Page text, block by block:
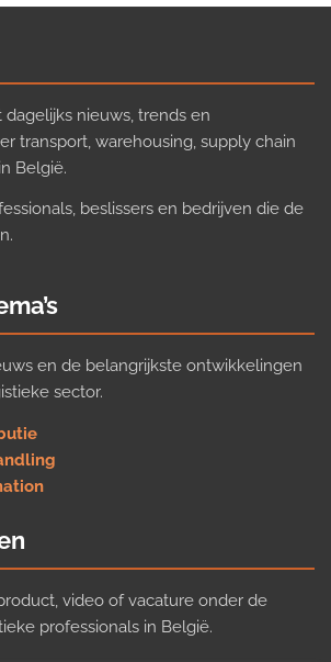
nieuws, trends en
transport, warehousing, supply chain
België.
beslissers en bedrijven die de
en de belangrijkste ontwikkelingen
sector.
video of vacature onder de
professionals in België.